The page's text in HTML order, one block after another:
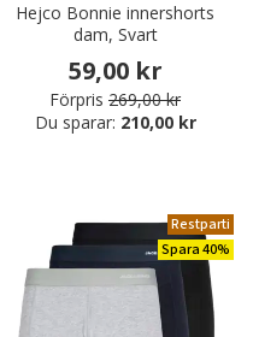
Hejco Bonnie innershorts
dam, Svart
59,00 kr
Förpris 269,00 kr
Du sparar: 210,00 kr
Restparti
Spara 40%